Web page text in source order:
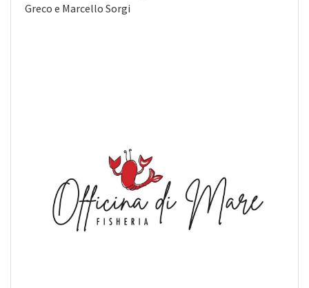
Greco e Marcello Sorgi